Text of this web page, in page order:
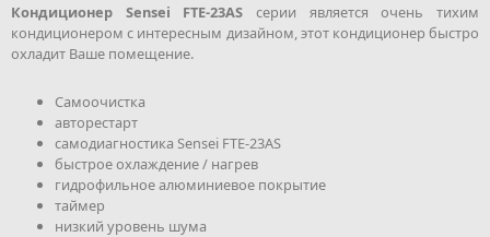
Кондиционер Sensei FTE-23AS серии является очень тихим
кондиционером с интересным дизайном, этот кондиционер быстро
охладит Ваше помещение.
Самоочистка
авторестарт
самодиагностика Sensei FTE-23AS
быстрое охлаждение / нагрев
гидрофильное алюминиевое покрытие
таймер
низкий уровень шума